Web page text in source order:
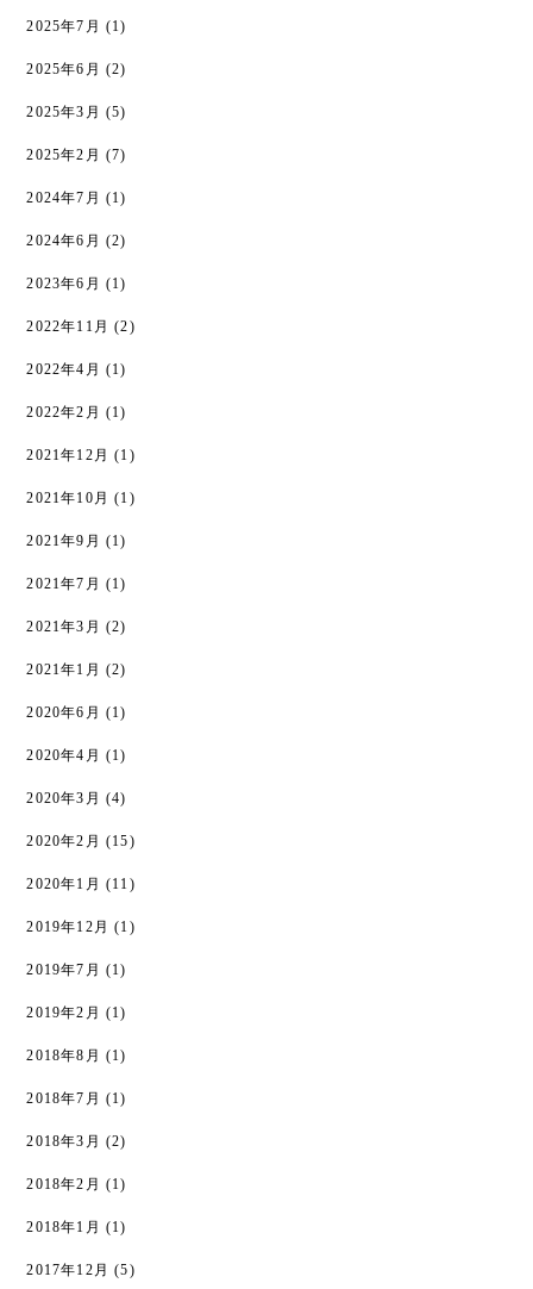
2025年7月 (1)
2025年6月 (2)
2025年3月 (5)
2025年2月 (7)
2024年7月 (1)
2024年6月 (2)
2023年6月 (1)
2022年11月 (2)
2022年4月 (1)
2022年2月 (1)
2021年12月 (1)
2021年10月 (1)
2021年9月 (1)
2021年7月 (1)
2021年3月 (2)
2021年1月 (2)
2020年6月 (1)
2020年4月 (1)
2020年3月 (4)
2020年2月 (15)
2020年1月 (11)
2019年12月 (1)
2019年7月 (1)
2019年2月 (1)
2018年8月 (1)
2018年7月 (1)
2018年3月 (2)
2018年2月 (1)
2018年1月 (1)
2017年12月 (5)